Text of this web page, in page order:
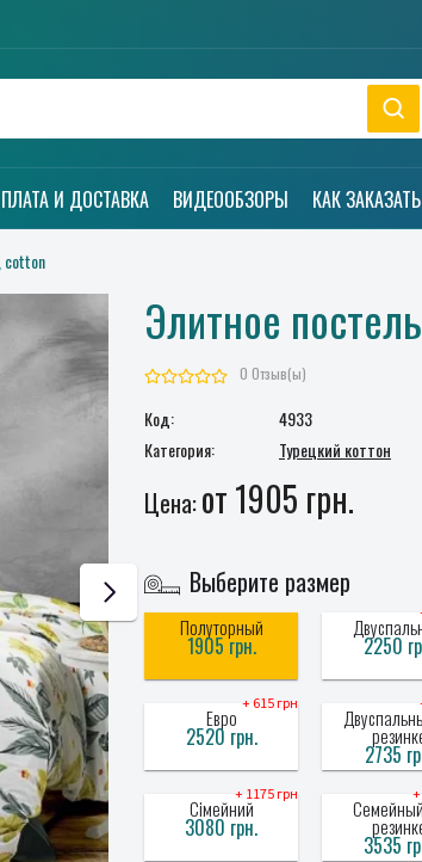
И ДОСТАВКА ВИДЕООБЗОРЫ КАК ЗАКАЗАТЬ
cotton
Элитное
0 Отзыв(ы)
Код:
4933
Категория:
Турецкий коттон
Цена:от 1905 грн.
Выберите размер
Полуторный
1905 грн. 2250
+ 615 грн
Евро
2520 грн.
2735
+ 1175 грн
Сімейний
3080 грн.
3535